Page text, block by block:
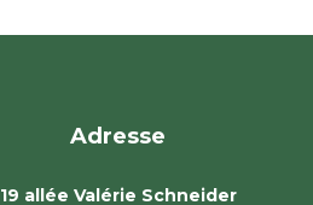
Adresse
19 allée Valérie Schneider